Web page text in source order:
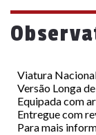
Viatura
Versão Longa
Equipada com
Entregue com
Para mais